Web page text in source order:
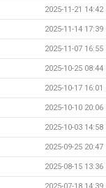
2025-11-21 14:42
2025-11-14 17:39
2025-11-07 16:55
2025-10-25 08:44
2025-10-17 16:01
2025-10-10 20:06
2025-10-03 14:58
2025-09-25 20:47
2025-08-15 13:36
2025-07-18 14:39